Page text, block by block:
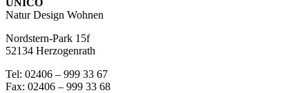
Natur Design Wohnen
Nordstern-Park 15f
52134 Herzogenrath
Tel: 02406 – 999 33 67
Fax: 02406 – 999 33 68